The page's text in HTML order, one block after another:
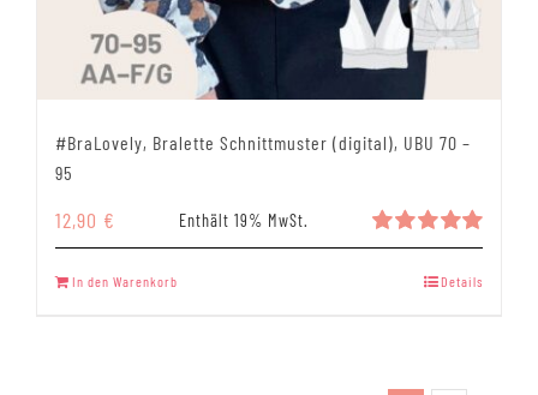
#BraLovely, Bralette Schnittmuster (digital), UBU 70 –
95
Bewertet
5.00
12,90 € Enthält 19% MwSt.
In den Warenkorb Details